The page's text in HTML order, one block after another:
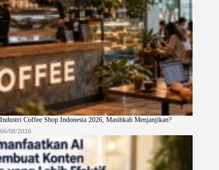
Industri Coffee Shop Indonesia 2026, Masihkah Menjanjikan?
06/08/2026